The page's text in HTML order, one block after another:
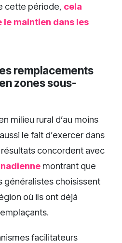
cette période, cela
maintien dans les
remplacements
zones sous-
milieu rural d’au moins
le fait d’exercer dans
concordent avec
montrant que
généralistes choisissent
où ils ont déjà
facilitateurs